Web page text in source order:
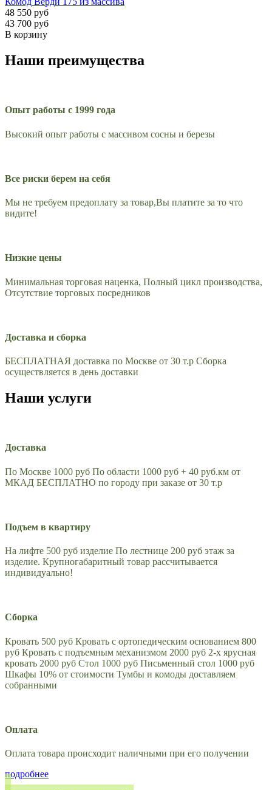
48 550 руб
43 700 руб
В корзину
Наши преимущества
Опыт работы с 1999 года
Высокий опыт работы с массивом сосны и березы
Все риски берем на себя
Мы не требуем предоплату за товар,Вы платите за то что
видите!
Низкие цены
Минимальная торговая наценка, Полный цикл производства,
Отсутствие торговых посредников
Доставка и сборка
БЕСПЛАТНАЯ доставка по Москве от 30 т.р Сборка
осуществляется в день доставки
Наши услуги
Доставка
По Москве 1000 руб По области 1000 руб + 40 руб.км от
МКАД БЕСПЛАТНО по городу при заказе от 30 т.р
Подъем в квартиру
На лифте 500 руб изделие По лестнице 200 руб этаж за
изделие. Крупногабаритный товар рассчитывается
индивидуально!
Сборка
Кровать 500 руб Кровать с ортопедическим основанием 800
руб Кровать с подъемным механизмом 2000 руб 2-х ярусная
кровать 2000 руб Стол 1000 руб Письменный стол 1000 руб
Шкафы 10% от стоимости Тумбы и комоды доставляем
собранными
Оплата
Оплата товара происходит наличными при его получении
подробнее